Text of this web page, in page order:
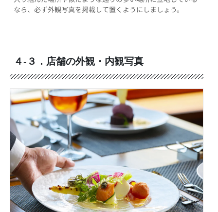
なら、必ず外観写真を掲載して置くようにしましょう。
４-３．店舗の外観・内観写真